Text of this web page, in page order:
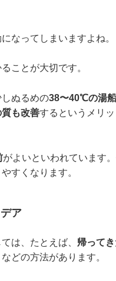
なってしまいますよね。
ことが大切です。
ぬるめの38〜40℃の湯船
質も改善するというメリッ
がよいといわれています
すくなります。
ア
は、たとえば、 帰って
どの方法があります。